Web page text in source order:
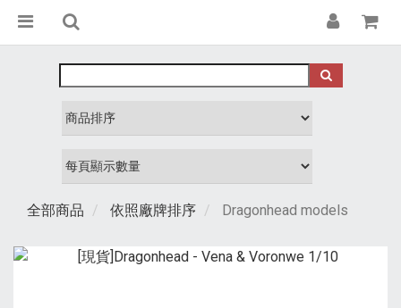
全部商品 依照廠牌排序 Dragonhead models